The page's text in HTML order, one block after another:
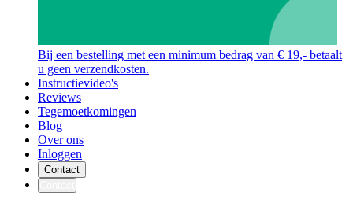
Bij een bestelling met een minimum bedrag van € 19,- betaalt
u geen verzendkosten.
Instructievideo's
Reviews
Tegemoetkomingen
Blog
Over ons
Inloggen
Contact